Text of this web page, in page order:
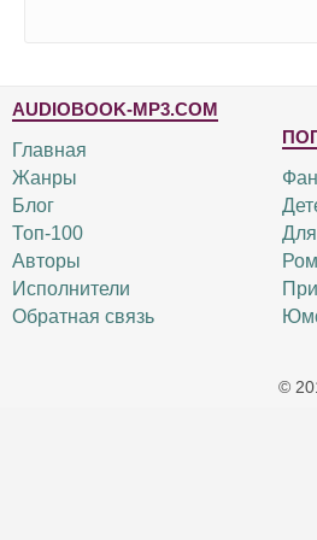
AUDIOBOOK-MP3.COM
Главная
Жанры
Блог
Топ-100
Авторы
Исполнители
Обратная связь
©